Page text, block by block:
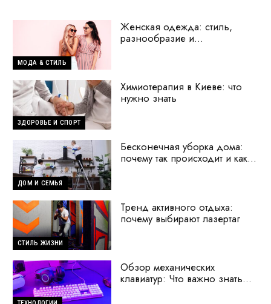
МОДА & СТИЛЬ
Женская одежда: стиль,
разнообразие и
ЗДОРОВЬЕ И СПОРТ
Химиотерапия в Киеве: что
нужно знать
ДОМ И СЕМЬЯ
Бесконечная уборка дома:
почему так происходит и как
СТИЛЬ ЖИЗНИ
Тренд активного отдыха:
почему выбирают лазертаг
Обзор механических
клавиатур: Что важно знать